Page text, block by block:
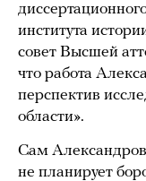
института
совет Высшей
что работа
перспектив
области».
Сам
не планирует